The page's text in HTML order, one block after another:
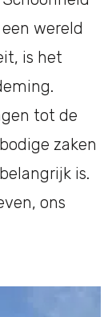
wereld
is het
tot de
zaken
is.
ons